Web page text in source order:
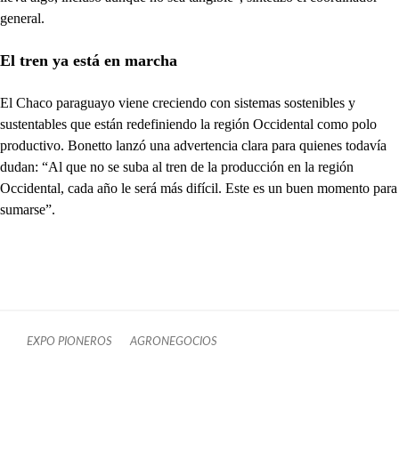
general.
El tren ya está en marcha
El Chaco paraguayo viene creciendo con sistemas sostenibles y
sustentables que están redefiniendo la región Occidental como polo
productivo. Bonetto lanzó una advertencia clara para quienes todavía
dudan: “Al que no se suba al tren de la producción en la región
Occidental, cada año le será más difícil. Este es un buen momento para
sumarse”.
EXPO PIONEROS AGRONEGOCIOS